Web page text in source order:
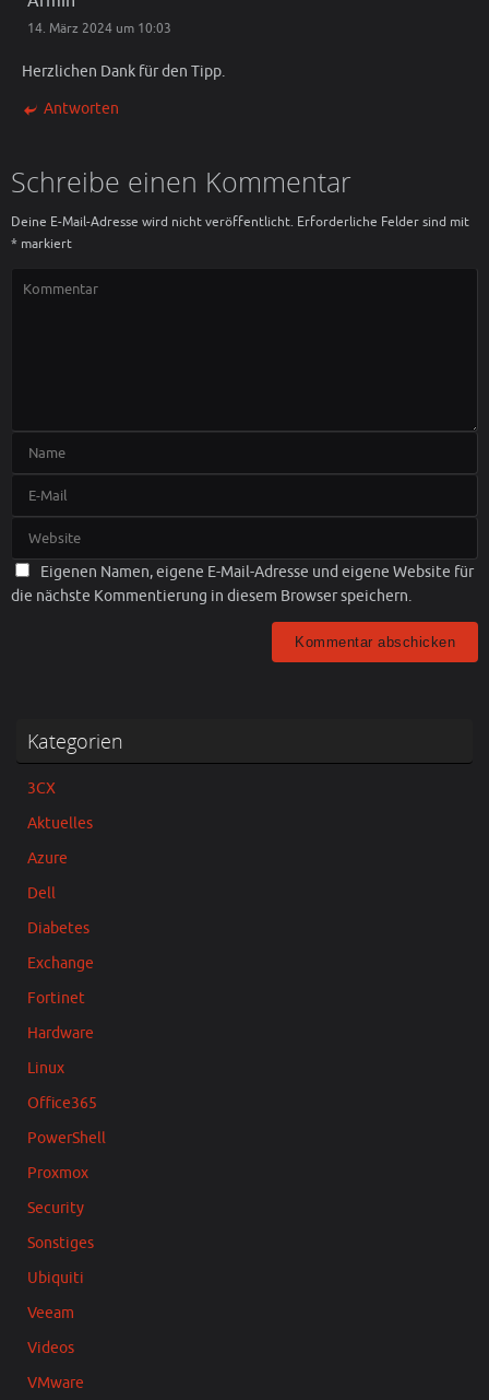
14. März 2024 um 10:03
Herzlichen Dank für den Tipp.
Antworten
Schreibe einen Kommentar
Deine E-Mail-Adresse wird nicht veröffentlicht. Erforderliche Felder sind mit
* markiert
Eigenen Namen, eigene E-Mail-Adresse und eigene Website für
die nächste Kommentierung in diesem Browser speichern.
Kategorien
3CX
Aktuelles
Azure
Dell
Diabetes
Exchange
Fortinet
Hardware
Linux
Office365
PowerShell
Proxmox
Security
Sonstiges
Ubiquiti
Veeam
Videos
VMware